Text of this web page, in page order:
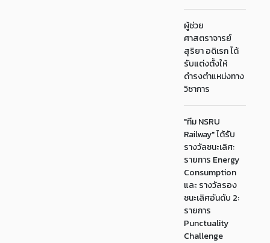
ผู้ช่วย
ศาสตราจารย์
สุริยา อดิเรก ได้
รับแต่งตั้งให้
ดำรงตำแหน่งทาง
วิชาการ
"ทีม NSRU
Railway" ได้รับ
รางวัลชนะเลิศ:
รายการ Energy
Consumption
และ รางวัลรอง
ชนะเลิศอันดับ 2:
รายการ
Punctuality
Challenge